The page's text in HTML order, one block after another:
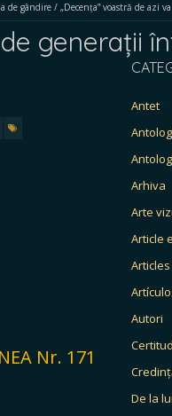
de gândire / „Decența” voastră de azi
generații
Nr. 171
Antet
Arhiva
Arte
Article
Autori
De la